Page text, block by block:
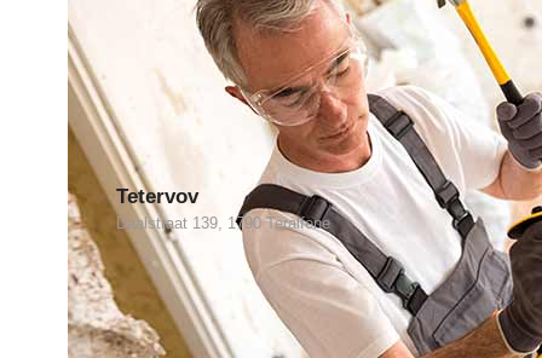
Tetervov
Daalstraat 139, 1790 Teralfene